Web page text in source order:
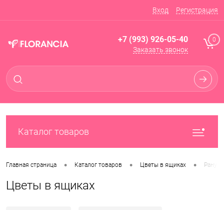
Вход Регистрация
+7 (993) 926-05-40
Заказать звонок
0
Каталог товаров
Главная страница • Каталог товаров • Цветы в ящиках •
Цветы в ящиках